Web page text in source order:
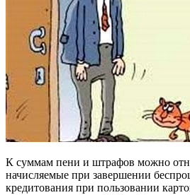
К суммам пени и штрафов можно
начисляемые при завершении
кредитования при пользовании